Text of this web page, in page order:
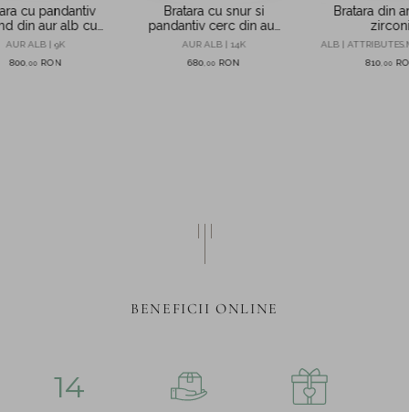
cu pandantiv
din aur alb cu
zirconii
AUR ALB | 9K
800 00 RON
Bratara cu snur si
pandantiv cerc din aur
alb cu diamant de
AUR ALB | 14K
680 00 RON
Bratara din
ALB |
810 ,00
BENEFICII ONLINE
14